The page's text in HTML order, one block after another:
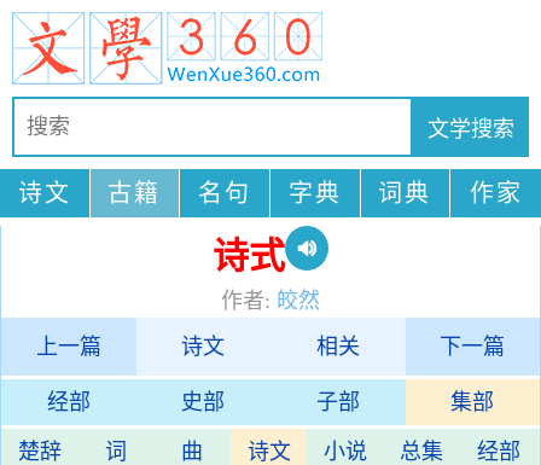
诗文 古籍 名句 字典 词典 作家
诗式
作者: 皎然
上一篇
诗文 相关 下一篇
经部 史部 子部 集部
楚辞 词 曲 诗文 小说 总集 经部